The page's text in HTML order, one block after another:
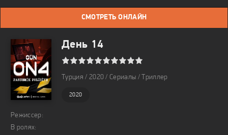
СМОТРЕТЬ ОНЛАЙН
День 14
1 2 3 4 5 7 8 9 10
Турция / 2020 / Сериалы / Триллер
2020
Режиссер:
В ролях: